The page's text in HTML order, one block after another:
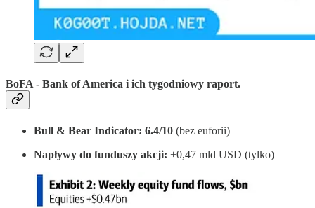
BoFA - Bank of America i ich tygodniowy raport.
Bull & Bear Indicator: 6.4/10 (bez euforii)
Napływy do funduszy akcji: +0,47 mld USD (tylko)